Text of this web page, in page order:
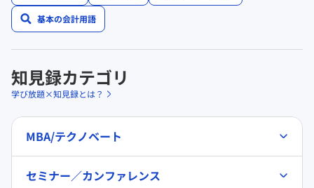
基本の会計用語
知見録カテゴリ
学び放題×知見録とは？
MBA/テクノベート
セミナー／カンファレンス